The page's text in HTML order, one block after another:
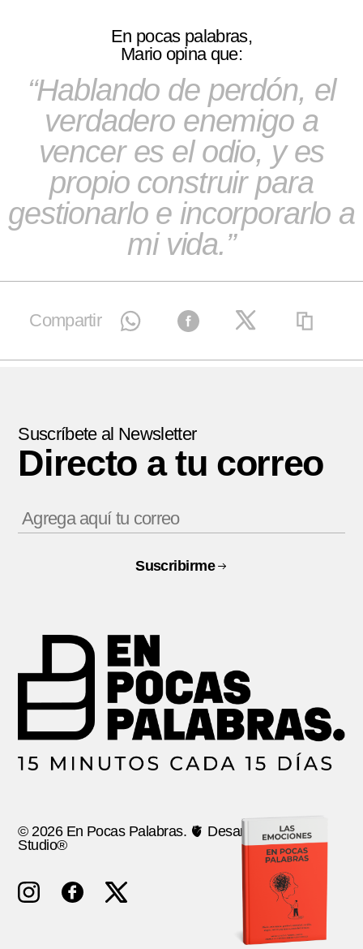
En pocas palabras,
Mario opina que:
Hablando de perdón, el
verdadero enemigo a
vencer es el odio, y es
propio construir para
gestionarlo e incorporarlo a
mi vida.
Compartir
© 2026 En Pocas Palabras. 🫀 Desarrollo:Ancla
Studio®
Suscríbete al Newsletter
Directo a tu correo
Suscribirme